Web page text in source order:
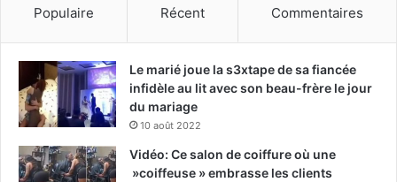
Populaire Récent Commentaires
Le marié joue la s3xtape de sa fiancée
infidèle au lit avec son beau-frère le jour
du mariage
10 août 2022
Vidéo: Ce salon de coiffure où une
»coiffeuse » embrasse les clients